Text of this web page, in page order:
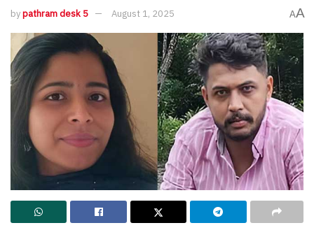
bypathram desk 5 August 1, 2025 AA